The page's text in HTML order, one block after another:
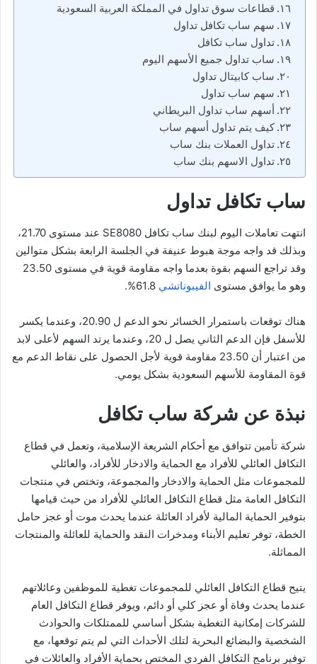
قطاعات سوق تداول في المملكة العربية السعودية
سهم ساب تكافل تداول
تداول ساب تكافل
ساب تداول جميع الأسهم اليوم
ساب كابيتال تداول
سهم ساب تداول
أسهم ساب تداول البريطاني
كيف يتم تداول أسهم ساب
تداول العملات بنك ساب
تداول الاسهم بنك ساب
ساب تكافل تداول
انتهت تعاملات اليوم لبنك ساب تكافل SE8080 عند مستوى 21.70،
وبذلك قد واجه موجة هبوط عنيفة في الجلسة الرابعة بشكل متوالين
وقد تراجع السهم بقوة بعدما واجه مقاومة قوية في مستوى 23.50
وهو ما يوافق مستوى الفيبوناتشي
هناك توقعات باستمرار الخسائر نحو الدعم ل 20.90، وعندما يكسر
للأسفل فإن الدعم الثاني يصل ل 20، وعندما يرتد السهم لأعلى لابد
من اعتبار أن 23.50 مقاومة قوية لأجل الحصول على نقاط الدعم مع
قوة المقاومة للأسهم السعودية بشكل يومي.
نبذة عن شركة ساب تكافل
شركة تأمين تتوافق مع أحكام الشريعة الإسلامية، وتعمل في قطاع
التكافل العائلي للأفراد مع الحماية والادخار للأفراد، والعائلي
للمجموعات مثل الحماية والادخار والمجموعة، وتختص في منتجات
التكافل العامة مثل قطاع التكافل العائلي للأفراد من حيث قيامها
بتوفير الحماية المالية لأفراد العائلة عندما يحدث موت أو عجز حامل
الخطة، توفر تعليم الأبناء ومدخرات النقد والحماية للعائلة والمنتجات
المماثلة.
يتيح قطاع التكافل العائلي للمجموعات تغطية للموظفين وعائلاتهم
عندما يحدث وفاة أو عجز كلي أو دائم، ويوفر قطاع التكافل العام
للشركات إمكانية التغطية بشكل أساسي للممتلكات والحوادث
الشخصية والبضائع البحرية لتلك الأحداث التي لم يتم توقعها، مع
توفير برنامج التكافل الفردي المختص بحماية الأفراد والعائلات في